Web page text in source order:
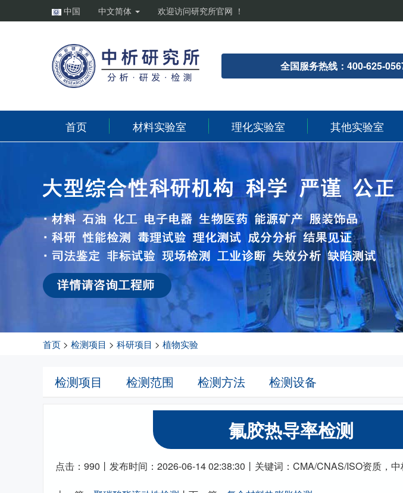
中国 中文简体 欢迎访问研究所官网 ！
全国服务热线：400-625-
首页 材料实验室 理化实验室 其他实验室
首页 > 检测项目 > 科研项目 > 植物实验
检测项目 检测范围 检测方法 检测设备
氟胶热导率检测
点击：990丨发布时间：2026-06-14 02:38:30丨关键词：CMA/CNAS/ISO资质，